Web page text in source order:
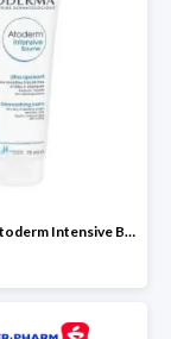
Bioderma Atoderm Intensive Baume